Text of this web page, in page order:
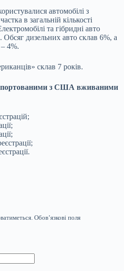
автомобілі з
в загальній кількості
та гібридні авто
Обсяг дизельних авто склав 6%, а
4%.
склав 7 років.
з США вживаними
Обов’язкові поля